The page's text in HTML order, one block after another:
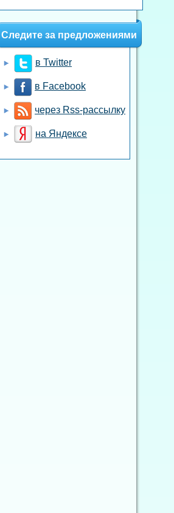
Следите за предложениями
в Twitter
в Facebook
через Rss-рассылку
на Яндексе